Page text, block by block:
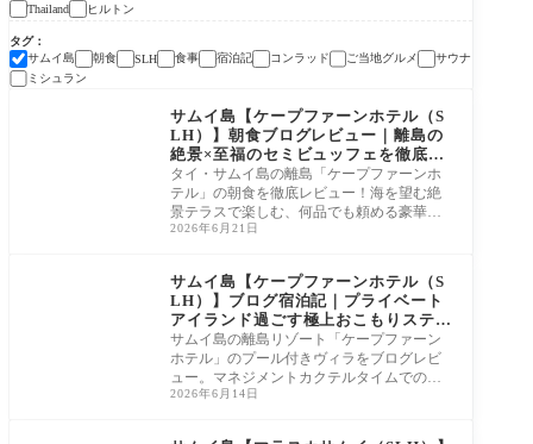
Thailand
ヒルトン
タグ
サムイ島
朝食 SLH 食事 宿泊記 コンラッド ご当地グルメ
サウナ
ミシュラン
サムイ島【ケープファーンホテル（S
LH）】朝食ブログレビュー｜離島の
絶景×至福のセミビュッフェを徹底レ
ポート
タイ・サムイ島の離島「ケープファーンホ
テル」の朝食を徹底レビュー！海を望む絶
景テラスで楽しむ、何品でも頼める豪華な
オーダービュッフェの様子や、朝から楽し
ご紹介。ヒルトン会員特典でお得に楽しむ
方法も必見です。
2026年6月21日
サムイ島【ケープファーンホテル（S
LH）】ブログ宿泊記｜プライベート
アイランド過ごす極上おこもりステ
イ！
サムイ島の離島リゾート「ケープファーン
ホテル」のプール付きヴィラをブログレビ
ュー。マネジメントカクテルタイムでの素
敵な出会いから起きた、奇跡の客室アップ
魅力やアットホームなホスピタリティまで
2026年6月14日